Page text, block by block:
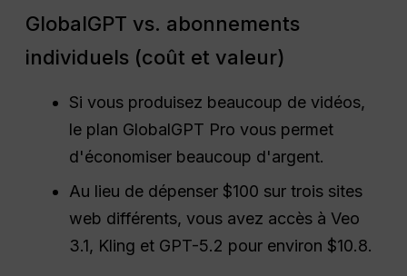
GlobalGPT vs. abonnements
individuels (coût et valeur)
Si vous produisez beaucoup de vidéos,
le plan GlobalGPT Pro vous permet
d'économiser beaucoup d'argent.
Au lieu de dépenser $100 sur trois sites
web différents, vous avez accès à Veo
3.1, Kling et GPT-5.2 pour environ $10.8.